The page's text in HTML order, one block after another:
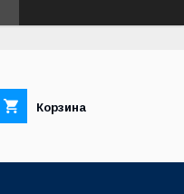
Корзина